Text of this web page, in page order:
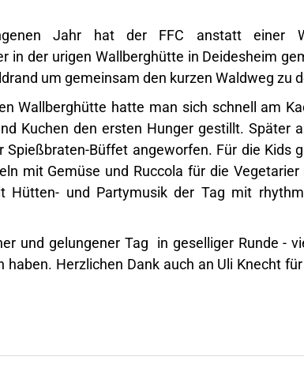
Jahr hat der FFC anstatt einer
in der urigen Wallberghütte in Deidesheim
um gemeinsam den kurzen Waldweg zu
Wallberghütte hatte man sich schnell am
Kuchen den ersten Hunger gestillt. Später
Spießbraten-Büffet angeworfen. Für die Kids
mit Gemüse und Ruccola für die
Hütten- und Partymusik der Tag mit
und gelungener Tag in geselliger Runde -
haben. Herzlichen Dank auch an Uli Knecht